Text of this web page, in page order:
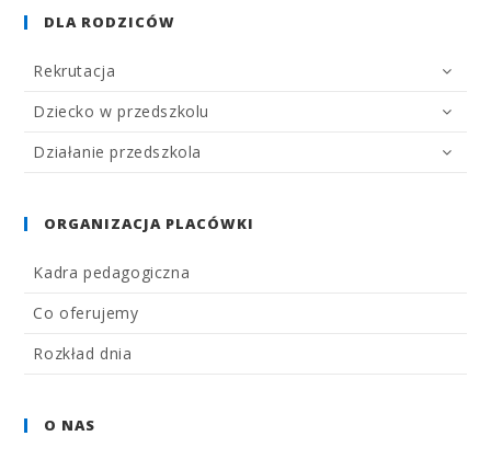
DLA RODZICÓW
Rekrutacja
Dziecko w przedszkolu
Działanie przedszkola
ORGANIZACJA PLACÓWKI
Kadra pedagogiczna
Co oferujemy
Rozkład dnia
O NAS